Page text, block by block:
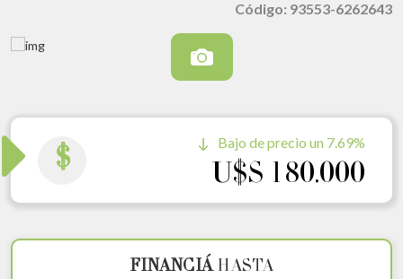
Código: 93553-6262643
$
Bajo de precio un 7.69%
U$S 180.000
FINANCIÁHASTA